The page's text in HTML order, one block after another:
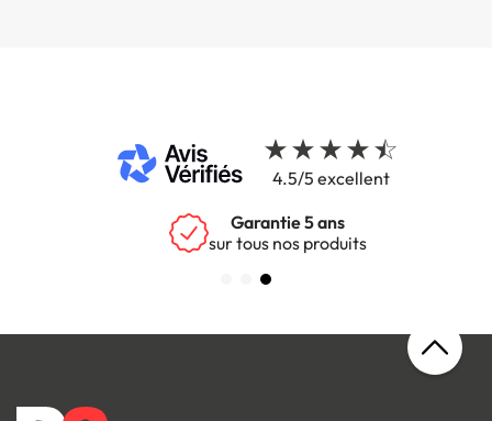
4.5/5 excellent
Garantie 5 ans
sur tous nos produits